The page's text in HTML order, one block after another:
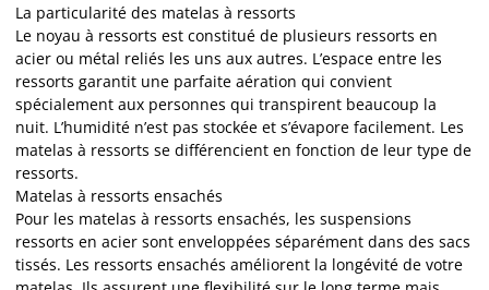
La particularité des matelas à ressorts
Le noyau à ressorts est constitué de plusieurs ressorts en
acier ou métal reliés les uns aux autres. L’espace entre les
ressorts garantit une parfaite aération qui convient
spécialement aux personnes qui transpirent beaucoup la
nuit. L’humidité n’est pas stockée et s’évapore facilement. Les
matelas à ressorts se différencient en fonction de leur type de
ressorts.
Matelas à ressorts ensachés
Pour les matelas à ressorts ensachés, les suspensions
ressorts en acier sont enveloppées séparément dans des sacs
tissés. Les ressorts ensachés améliorent la longévité de votre